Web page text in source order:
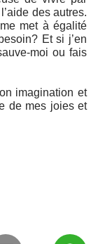
des autres.
met à égalité
Et si j’en
moi ou fais
imagination et
de mes joies et